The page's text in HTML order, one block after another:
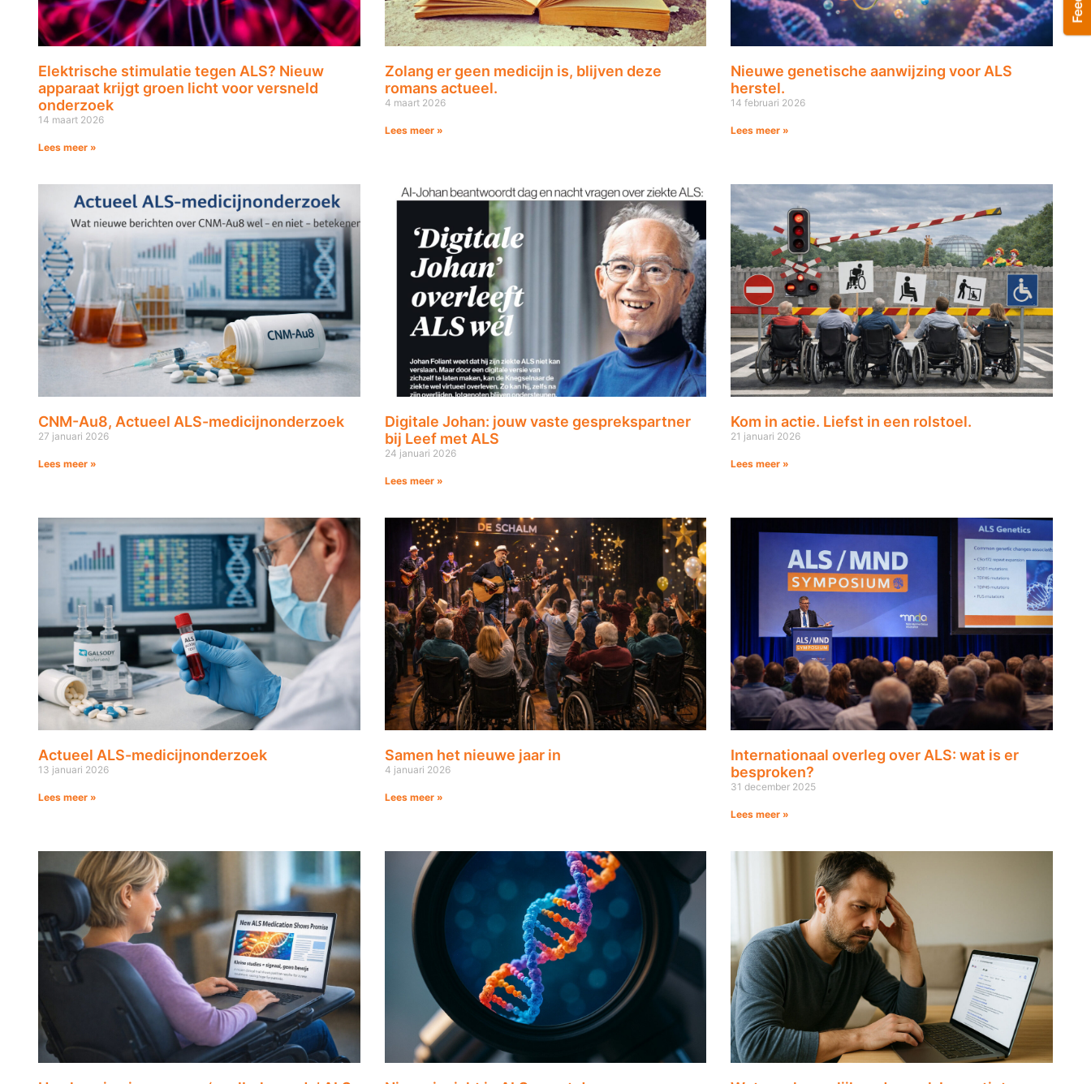
Elektrische stimulatie tegen ALS? Nieuw
apparaat krijgt groen licht voor versneld
onderzoek
14 maart 2026
Lees meer »
Zolang er geen medicijn is, blijven deze
romans actueel.
4 maart 2026
Lees meer »
Nieuwe genetische aanwijzing voor ALS
herstel.
14 februari 2026
Lees meer »
CNM-Au8, Actueel ALS-medicijnonderzoek
27 januari 2026
Lees meer »
Digitale Johan: jouw vaste gesprekspartner
bij Leef met ALS
24 januari 2026
Lees meer »
Kom in actie. Liefst in een rolstoel.
21 januari 2026
Lees meer »
Actueel ALS-medicijnonderzoek
13 januari 2026
Lees meer »
Samen het nieuwe jaar in
4 januari 2026
Lees meer »
Internationaal overleg over ALS: wat is er
besproken?
31 december 2025
Lees meer »